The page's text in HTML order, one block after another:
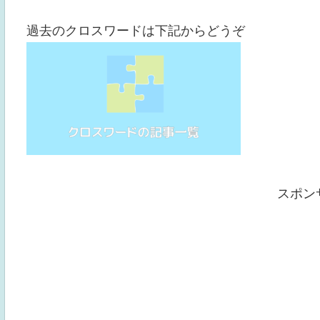
過去のクロスワードは下記からどうぞ
スポン